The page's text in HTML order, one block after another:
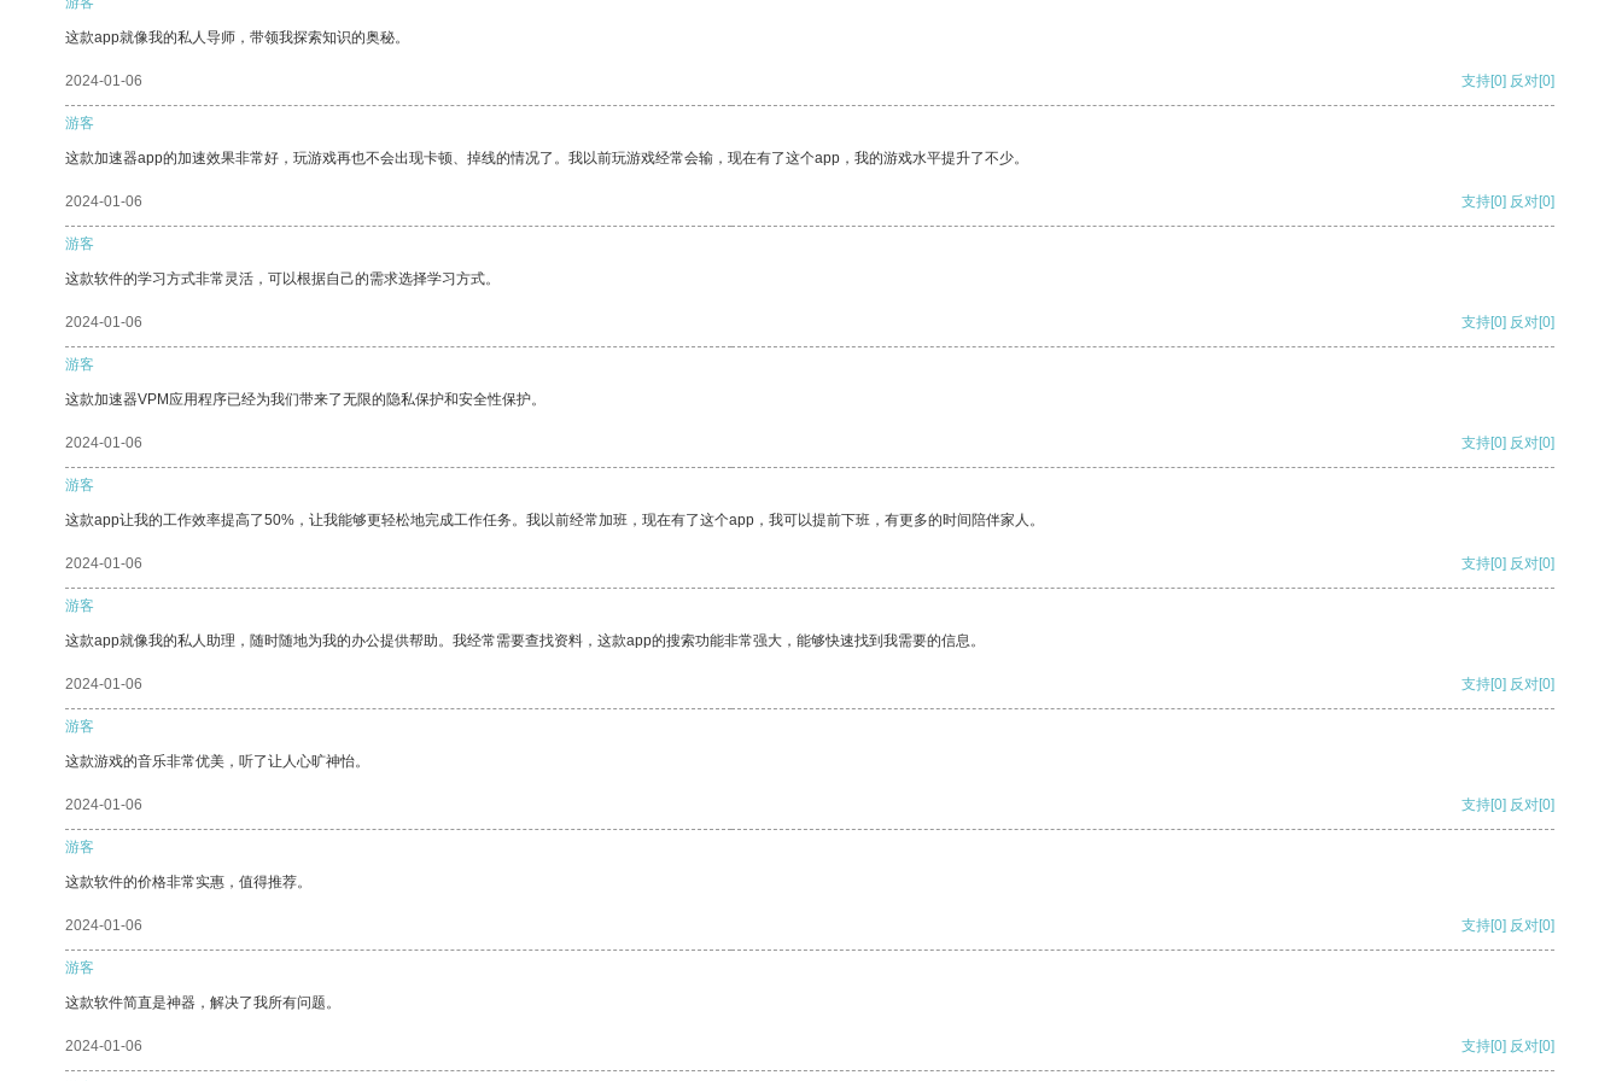
这款app就像我的私人导师，带领我探索知识的奥秘。
2024-01-06 支持[0] 反对[0]
游客
这款加速器app的加速效果非常好，玩游戏再也不会出现卡顿、掉线的情况了。我以前玩游戏经常会输，现在有了这个app，我的游戏水平提升了不少。
2024-01-06 支持[0] 反对[0]
游客
这款软件的学习方式非常灵活，可以根据自己的需求选择学习方式。
2024-01-06 支持[0] 反对[0]
游客
这款加速器VPM应用程序已经为我们带来了无限的隐私保护和安全性保护。
2024-01-06 支持[0] 反对[0]
游客
这款app让我的工作效率提高了50%，让我能够更轻松地完成工作任务。我以前经常加班，现在有了这个app，我可以提前下班，有更多的时间陪伴家人。
2024-01-06 支持[0] 反对[0]
游客
这款app就像我的私人助理，随时随地为我的办公提供帮助。我经常需要查找资料，这款app的搜索功能非常强大，能够快速找到我需要的信息。
2024-01-06 支持[0] 反对[0]
游客
这款游戏的音乐非常优美，听了让人心旷神怡。
2024-01-06 支持[0] 反对[0]
游客
这款软件的价格非常实惠，值得推荐。
2024-01-06 支持[0] 反对[0]
游客
这款软件简直是神器，解决了我所有问题。
2024-01-06 支持[0] 反对[0]